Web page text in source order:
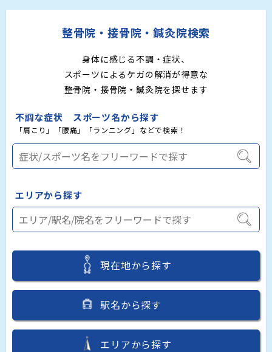
整骨院・接骨院・鍼灸院検索
身体に感じる不調・症状、
スポーツによるケガの解消が得意な
整骨院・接骨院・鍼灸院を探せます
不調な症状 スポーツ名から探す
「肩こり」「腰痛」「ランニング」などで検索！
エリアから探す
現在地から探す
駅名から探す
エリアから探す